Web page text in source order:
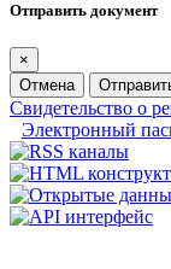
Отправить документ
×
Отмена
Свидетельство о
Электронный